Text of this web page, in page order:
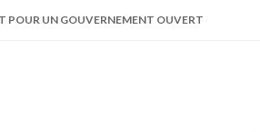
POUR UN GOUVERNEMENT OUVERT